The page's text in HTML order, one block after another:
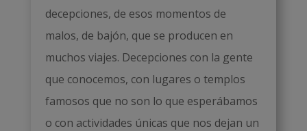
decepciones, de esos momentos de
malos, de bajón, que se producen en
muchos viajes. Decepciones con la gente
que conocemos, con lugares o templos
famosos que no son lo que esperábamos
o con actividades únicas que nos dejan un